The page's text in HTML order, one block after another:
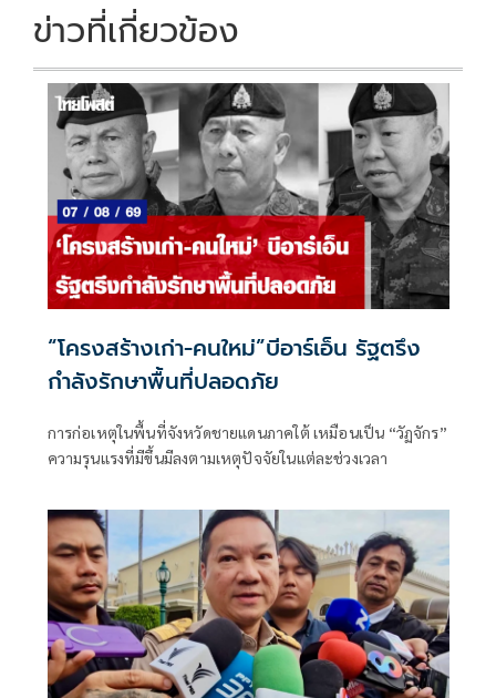
ข่าวที่เกี่ยวข้อง
“โครงสร้างเก่า-คนใหม่”บีอาร์เอ็น รัฐตรึง
กำลังรักษาพื้นที่ปลอดภัย
การก่อเหตุในพื้นที่จังหวัดชายแดนภาคใต้ เหมือนเป็น “วัฏจักร”
ความรุนแรงที่มีขึ้นมีลงตามเหตุปัจจัยในแต่ละช่วงเวลา